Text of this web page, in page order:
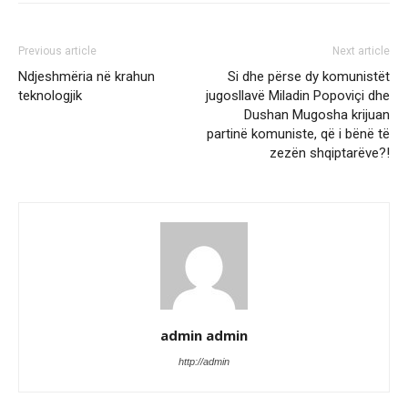
Previous article
Ndjeshmëria në krahun
teknologjik
Next article
Si dhe përse dy komunistët
jugosllavë Miladin Popoviçi dhe
Dushan Mugosha krijuan
partinë komuniste, që i bënë të
zezën shqiptarëve?!
admin admin
http://admin